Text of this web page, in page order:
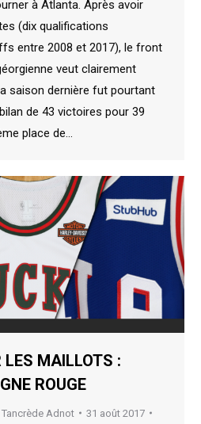
à Atlanta. Après avoir
(dix qualifications
entre 2008 et 2017), le front
veut clairement
saison dernière fut pourtant
de 43 victoires pour 39
place de…
LES MAILLOTS :
ROUGE
Tancrède Adnot
31 août 2017